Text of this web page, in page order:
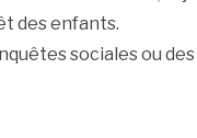
des enfants.
sociales ou